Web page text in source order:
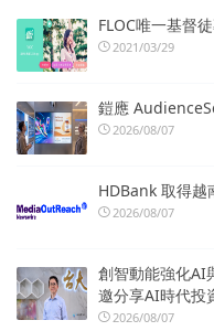
FLOC唯一基督
2021/03/29
鎧應
2026/08/07
HDBank 取得越
2026/08/07
創智動能強化AI
邀分享AI時代投
2026/08/07